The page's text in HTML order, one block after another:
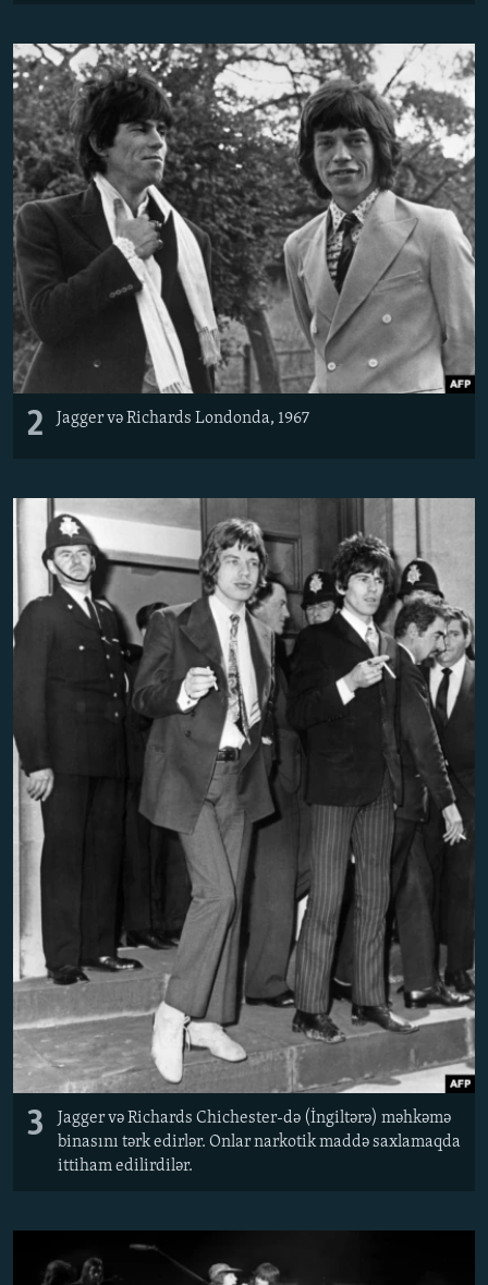
2 Jagger və Richards Londonda, 1967
3
Jagger və Richards Chichester-də (İngiltərə) məhkəmə
binasını tərk edirlər. Onlar narkotik maddə saxlamaqda
ittiham edilirdilər.